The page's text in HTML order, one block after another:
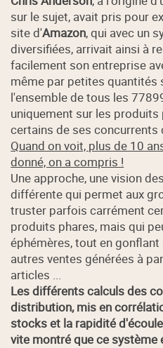
sur le sujet, avait pris pour
site d'Amazon, qui avec un
diversifiées, arrivait ainsi à
facilement son entreprise
même par petites
l'ensemble de tous les
uniquement sur les
certains de ses concurrents
Quand on voit, plus de 10
donné, on a compris !
Une approche, une vision
différente qui permet aux
truster parfois carrément
produits phares, mais qui
éphémères, tout en
autres ventes générées à
articles ...
Les différents calculs des
distribution, mis en
stocks et la rapidité
vite montré que ce